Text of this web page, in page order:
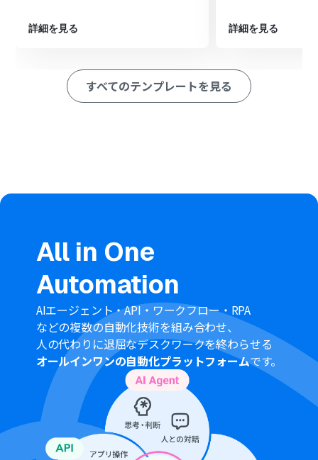
ージを送る」を設定し、AIが生成した販促文を指定のチャ
ンネルへ送信します。
ペレーション」：トリガー起動後、フロー内で処理を行うアク
きます。
報を変数として埋め込めます。
注意事項
GoogleフォームとSlackをYoomと連携してください。
Googleフォームをトリガーとして使用した際の回答内容
を取得する方法は「 Googleフォームトリガーで、回答内
容を取得する方法」を参照ください。
トリガーは5分、10分、15分、30分、60分の間隔で起動
間隔を選択できます。
プランによって最短の起動間隔が異なりますので、ご注意
ください。
詳細を見る 詳細を見る
すべてのテンプレートを見る
All in One
Automation
AIエージェント・API・ワークフロー・RPA
などの複数の自動化技術を組み合わせ、
人の代わりに退屈なデスクワークを終わらせる
オールインワンの自動化プラットフォームです。